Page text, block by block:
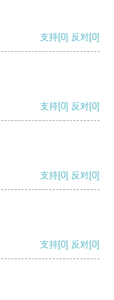
支持[0] 反对[0]
支持[0] 反对[0]
支持[0] 反对[0]
支持[0] 反对[0]